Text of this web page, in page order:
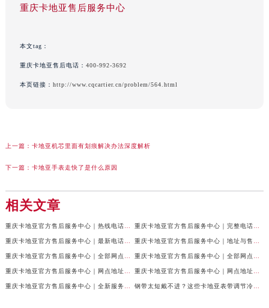
重庆卡地亚售后服务中心
本文tag：
重庆卡地亚售后电话： 400-992-3692
本页链接： http://www.cqcartier.cn/problem/564.html
上一篇： 卡地亚机芯里面有划痕解决办法深度解析
下一篇： 卡地亚手表走快了是什么原因
相关文章